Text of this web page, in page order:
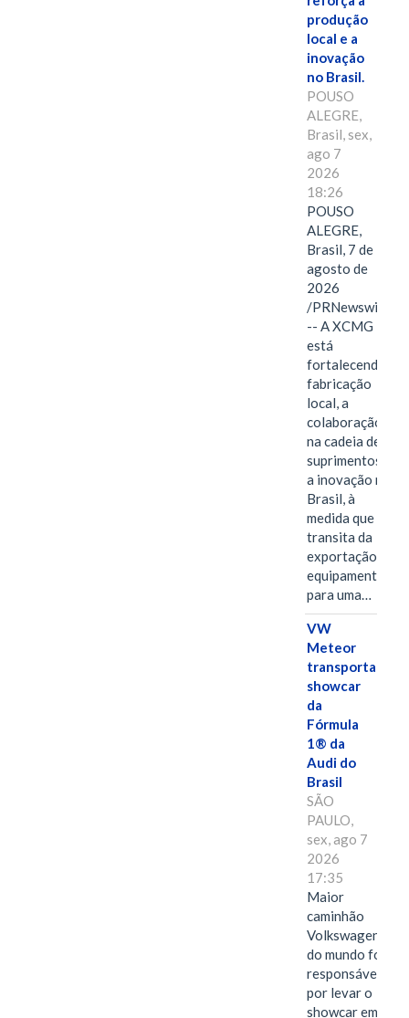
produção
local e a
inovação
no Brasil.
POUSO
ALEGRE,
Brasil, sex,
ago 7
2026
18:26
POUSO
ALEGRE,
Brasil, 7 de
agosto de
2026
/PRNewswire/
-- A XCMG
está
fortalecendo a
fabricação
local, a
colaboração
na cadeia de
suprimentos e
a inovação no
Brasil, à
medida que
transita da
exportação de
equipamentos
para uma…
VW
Meteor
transporta
showcar
da
Fórmula
1® da
Audi do
Brasil
SÃO
PAULO,
sex, ago 7
2026
17:35
Maior
caminhão
Volkswagen
do mundo foi
responsável
por levar o
showcar em